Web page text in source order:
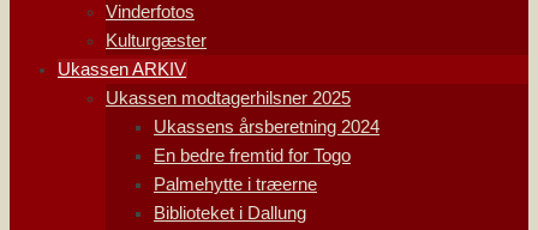
Vinderfotos
Kulturgæster
Ukassen ARKIV
Ukassen modtagerhilsner 2025
Ukassens årsberetning 2024
En bedre fremtid for Togo
Palmehytte i træerne
Biblioteket i Dallung